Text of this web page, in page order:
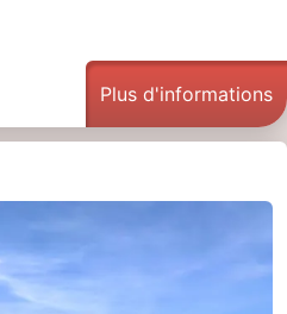
Plus d'informations